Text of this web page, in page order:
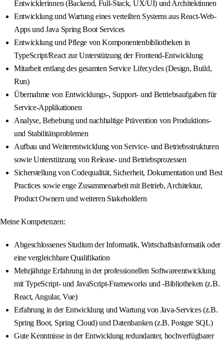
Entwicklerinnen (Backend, Full‐Stack, UX/UI) und Architektinnen
Entwicklung und Wartung eines verteilten Systems aus React-Web-
Apps und Java Spring Boot Services
Entwicklung und Pflege von Komponentenbibliotheken in
TypeScript/React zur Unterstützung der Frontend-Entwicklung
Mitarbeit entlang des gesamten Service Lifecycles (Design, Build,
Run)
Übernahme von Entwicklungs-, Support- und Betriebsaufgaben für
Service-Applikationen
Analyse, Behebung und nachhaltige Prävention von Produktions-
und Stabilitätsproblemen
Aufbau und Weiterentwicklung von Service- und Betriebsstrukturen
sowie Unterstützung von Release- und Betriebsprozessen
Sicherstellung von Codequalität, Sicherheit, Dokumentation und Best
Practices sowie enge Zusammenarbeit mit Betrieb, Architektur,
Product Ownern und weiteren Stakeholdern
Meine Kompetenzen:
Abgeschlossenes Studium der Informatik, Wirtschaftsinformatik oder
eine vergleichbare Qualifikation
Mehrjährige Erfahrung in der professionellen Softwareentwicklung
mit TypeScript- und JavaScript-Frameworks und -Bibliotheken (z.B.
React, Angular, Vue)
Erfahrung in der Entwicklung und Wartung von Java-Services (z.B.
Spring Boot, Spring Cloud) und Datenbanken (z.B. Postgre SQL)
Gute Kenntnisse in der Entwicklung redundanter, hochverfügbarer